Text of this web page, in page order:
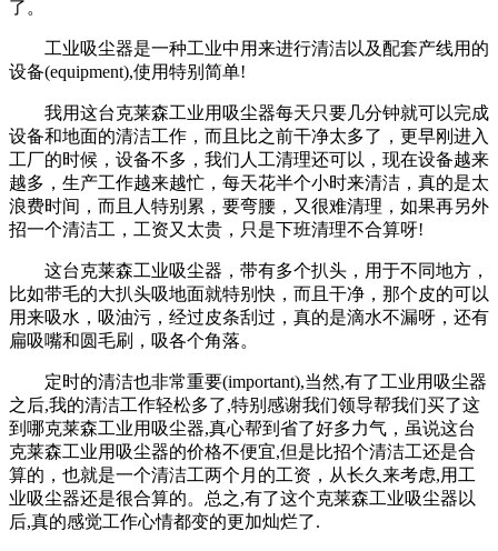
了。
工业吸尘器是一种工业中用来进行清洁以及配套产线用的
设备(equipment),使用特别简单!
我用这台克莱森工业用吸尘器每天只要几分钟就可以完成
设备和地面的清洁工作，而且比之前干净太多了，更早刚进入
工厂的时候，设备不多，我们人工清理还可以，现在设备越来
越多，生产工作越来越忙，每天花半个小时来清洁，真的是太
浪费时间，而且人特别累，要弯腰，又很难清理，如果再另外
招一个清洁工，工资又太贵，只是下班清理不合算呀!
这台克莱森工业吸尘器，带有多个扒头，用于不同地方，
比如带毛的大扒头吸地面就特别快，而且干净，那个皮的可以
用来吸水，吸油污，经过皮条刮过，真的是滴水不漏呀，还有
扁吸嘴和圆毛刷，吸各个角落。
定时的清洁也非常重要(important),当然,有了工业用吸尘器
之后,我的清洁工作轻松多了,特别感谢我们领导帮我们买了这
到哪克莱森工业用吸尘器,真心帮到省了好多力气，虽说这台
克莱森工业用吸尘器的价格不便宜,但是比招个清洁工还是合
算的，也就是一个清洁工两个月的工资，从长久来考虑,用工
业吸尘器还是很合算的。总之,有了这个克莱森工业吸尘器以
后,真的感觉工作心情都变的更加灿烂了.